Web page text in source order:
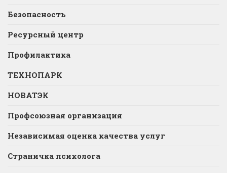
Безопасность
Ресурсный центр
Профилактика
ТЕХНОПАРК
НОВАТЭК
Профсоюзная организация
Независимая оценка качества услуг
Страничка психолога